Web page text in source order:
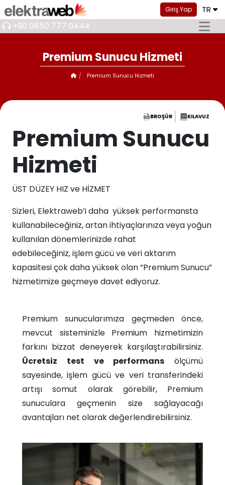
Giriş Yap TR
+90 0850 777 0444
Premium Sunucu Hizmeti
Premium Sunucu Hizmeti
BROŞÜR KILAVUZ
Premium Sunucu
Hizmeti
ÜST DÜZEY HIZ ve HİZMET
Sizleri, Elektraweb’i daha yüksek performansta
kullanabileceğiniz, artan ihtiyaçlarınıza veya yoğun
kullanılan dönemlerinizde rahat
edebileceğiniz, işlem gücü ve veri aktarım
kapasitesi çok daha yüksek olan “Premium Sunucu”
hizmetimize geçmeye davet ediyoruz.​​
Premium sunucularımıza geçmeden önce,
mevcut sisteminizle Premium hizmetimizin
farkını bizzat deneyerek karşılaştırabilirsiniz.
Ücretsiz test ve performans ölçümü
sayesinde, işlem gücü ve veri transferindeki
artışı somut olarak görebilir, Premium
sunuculara geçmenin size sağlayacağı
avantajları net olarak değerlendirebilirsiniz.​